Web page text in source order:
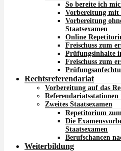
So bereite ich
Vorbereitung mit
Vorbereitung
Staatsexamen
Online
Freischuss zum
Prüfungsinhalte
Freischuss zum
Rechtsreferendariat
Vorbereitung auf das
Zweites Staatsexamen
Repetitorium
Die
Staatsexamen
Berufschancen
Weiterbildung